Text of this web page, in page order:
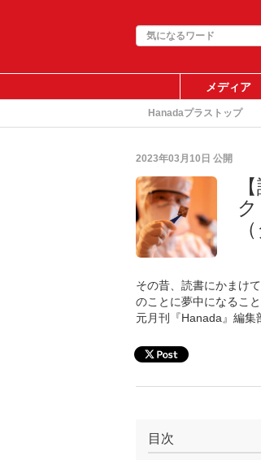
メディア
Hanadaプラストップ
2023年03月10日 公開
その昔、読書にかまけ
のことに夢中になるこ
元月刊『Hanada』編集
目次